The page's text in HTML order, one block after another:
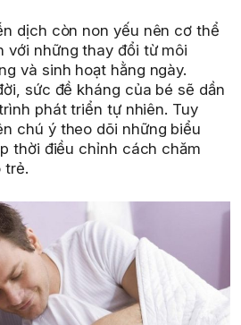
dịch còn non yếu nên cơ thể
với những thay đổi từ môi
và sinh hoạt hằng ngày.
sức đề kháng của bé sẽ dần
phát triển tự nhiên. Tuy
chú ý theo dõi những biểu
thời điều chỉnh cách chăm
trẻ.